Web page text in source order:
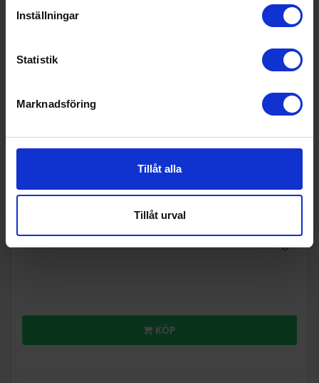
Inställningar
Statistik
Marknadsföring
Tillåt alla
Tillåt urval
I lager
KÖP